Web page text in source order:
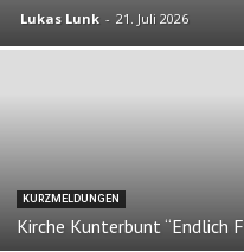
Lukas Lunk - 21. Juli 2026
KURZMELDUNGEN
Kirche Kunterbunt “Endlich